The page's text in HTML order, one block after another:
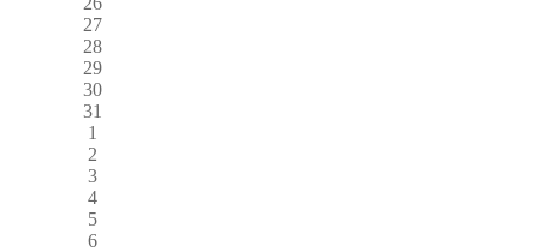
27
28
29
30
31
1
2
3
4
5
6